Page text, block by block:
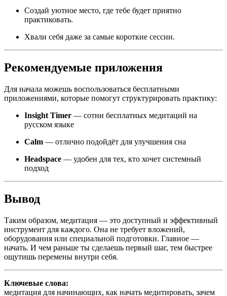
Создай уютное место, где тебе будет приятно
практиковать.
Хвали себя даже за самые короткие сессии.
Рекомендуемые приложения
Для начала можешь воспользоваться бесплатными
приложениями, которые помогут структурировать практику:
Insight Timer — сотни бесплатных медитаций на
русском языке
Calm — отлично подойдёт для улучшения сна
Headspace — удобен для тех, кто хочет системный
подход
Вывод
Таким образом, медитация — это доступный и эффективный
инструмент для каждого. Она не требует вложений,
оборудования или специальной подготовки. Главное —
начать. И чем раньше ты сделаешь первый шаг, тем быстрее
ощутишь перемены внутри себя.
Ключевые слова:
медитация для начинающих, как начать медитировать, зачем